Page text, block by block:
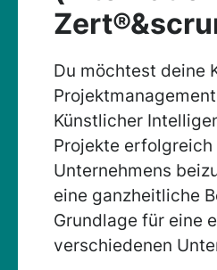
Du möchtest deine
Künstlicher
Projekte
Unternehmens
eine ganzheitliche
Grundlage für eine
verschiedenen